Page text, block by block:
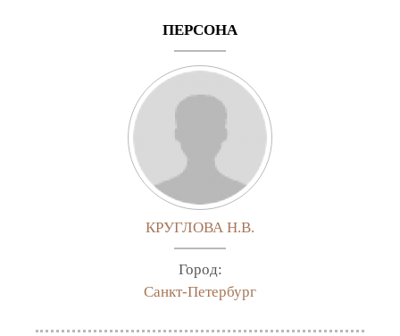
ПЕРСОНА
КРУГЛОВА Н.В.
Город:
Санкт-Петербург